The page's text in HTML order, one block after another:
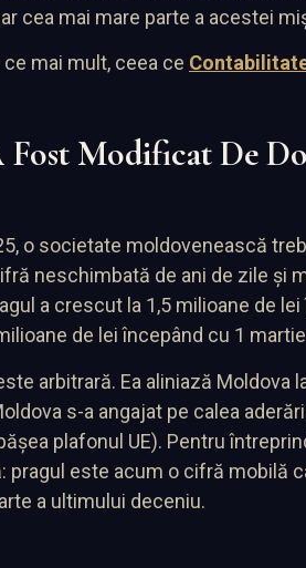
cea mai mare parte a acestei
mai mult, ceea ce
Modificat De
o societate moldovenească
neschimbată de ani de zile și
a crescut la 1,5 milioane de
de lei începând cu 1
arbitrară. Ea aliniază Moldova
s-a angajat pe calea
plafonul UE). Pentru
pragul este acum o cifră mobilă
a ultimului deceniu.